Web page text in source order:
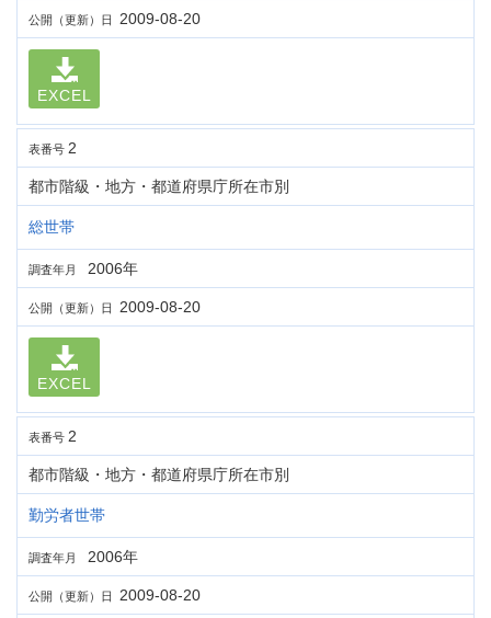
公開（更新）日 2009-08-20
EXCEL
表番号 2
都市階級・地方・都道府県庁所在市別
総世帯
調査年月 2006年
公開（更新）日 2009-08-20
EXCEL
表番号 2
都市階級・地方・都道府県庁所在市別
勤労者世帯
調査年月 2006年
公開（更新）日 2009-08-20